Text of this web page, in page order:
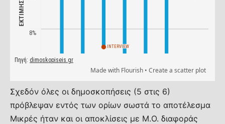
Σχεδόν όλες οι δημοσκοπήσεις (5 στις 6)
πρόβλεψαν εντός των ορίων σωστά το αποτέλεσμα
Μικρές ήταν και οι αποκλίσεις με Μ.Ο. διαφοράς